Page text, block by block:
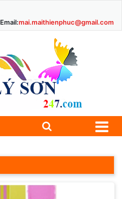
Email:mai.maithienphuc@gmail.com